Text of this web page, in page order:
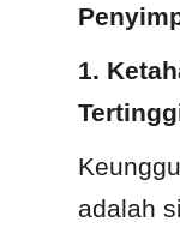
1.
adalah